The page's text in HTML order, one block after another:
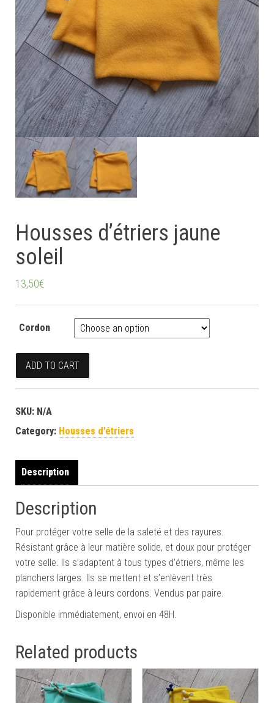
Housses d’étriers jaune
soleil
13,50€
Cordon
Housses d'étriers jaune soleil quantity
ADD TO CART
SKU: N/A
Category: Housses d’étriers
Description
Description
Pour protéger votre selle de la saleté et des rayures.
Résistant grâce à leur matière solide, et doux pour protéger
votre selle. Ils s’adaptent à tous types d’étriers, même les
planchers larges. Ils se mettent et s’enlèvent très
rapidement grâce à leurs cordons. Vendus par paire.
Disponible immédiatement, envoi en 48H.
Related products